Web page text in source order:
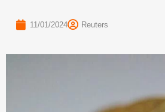
11/01/2024 Reuters